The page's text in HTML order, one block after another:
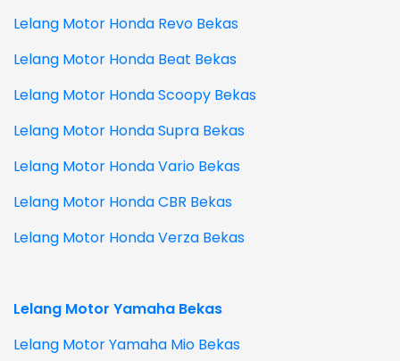
Lelang Motor Honda Revo Bekas
Lelang Motor Honda Beat Bekas
Lelang Motor Honda Scoopy Bekas
Lelang Motor Honda Supra Bekas
Lelang Motor Honda Vario Bekas
Lelang Motor Honda CBR Bekas
Lelang Motor Honda Verza Bekas
Lelang Motor Yamaha Bekas
Lelang Motor Yamaha Mio Bekas